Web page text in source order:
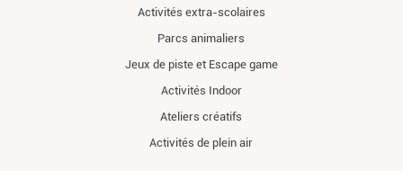
Activités extra-scolaires
Parcs animaliers
Jeux de piste et Escape game
Activités Indoor
Ateliers créatifs
Activités de plein air